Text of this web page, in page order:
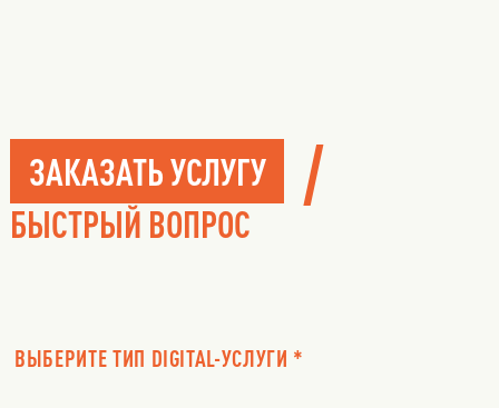
ЗАКАЗАТЬ УСЛУГУ /
БЫСТРЫЙ ВОПРОС
ВЫБЕРИТЕ ТИП DIGITAL-УСЛУГИ *